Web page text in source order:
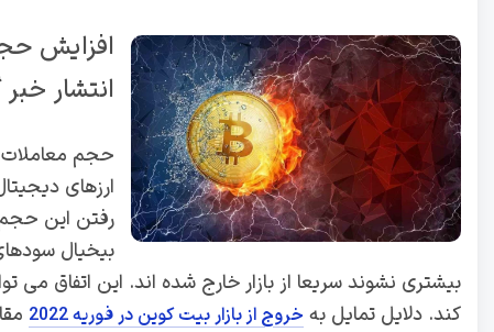
افزایش
انتشار
حجم معاملات
ارزهای
رفتن این
بیخیال
بیشتری نشوند سریعا از بازار خارج شده اند. این اتفاق
کند. دلایل تمایل به خروج از بازار بیت کوین در فوریه 2022